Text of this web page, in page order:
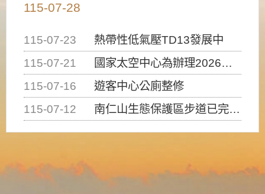
115-07-28
115-07-23
熱帶性低氣壓TD13發展中
115-07-21
國家太空中心為辦理2026台灣盃火箭競賽，陸、海、空域警戒及協調相關事宜，因颱風備案事宜
115-07-16
遊客中心公廁整修
115-07-12
南仁山生態保護區步道已完成修復，自115年7月13日（星期一）起恢復開放入園，歡迎民眾依規定申請入園....